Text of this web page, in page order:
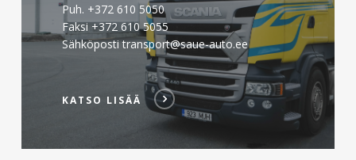
Puh. +372 610 5050
Faksi +372 610 5055
Sähköposti transport@saue-auto.ee
KATSO LISÄÄ